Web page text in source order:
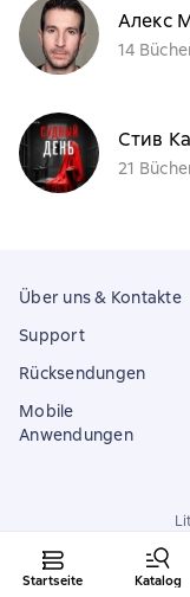
Startseite Katalog
Алекс
14
Стив
21
Über uns & Kontakte
Support
Rücksendungen
Mobile
Anwendungen